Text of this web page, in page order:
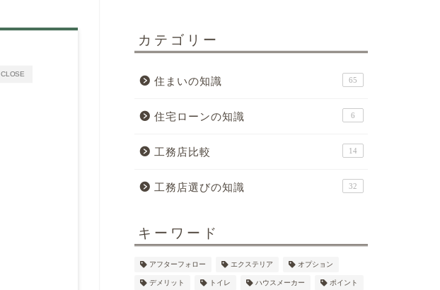
CLOSE
カテゴリー
住まいの知識 65
住宅ローンの知識 6
工務店比較 14
工務店選びの知識 32
キーワード
アフターフォロー エクステリア オプション
デメリット トイレ ハウスメーカー ポイント